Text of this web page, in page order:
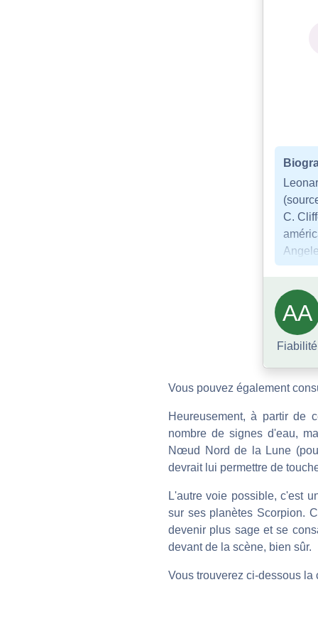
C.
AA
Fiabilité
Vous pouvez également
Heureusement, à partir de
nombre de signes d'eau,
Nœud Nord de la Lune
devrait lui permettre de
L'autre voie possible, c'est
sur ses planètes Scorpion.
devenir plus sage et se
devant de la scène, bien sûr.
Vous trouverez ci-dessous